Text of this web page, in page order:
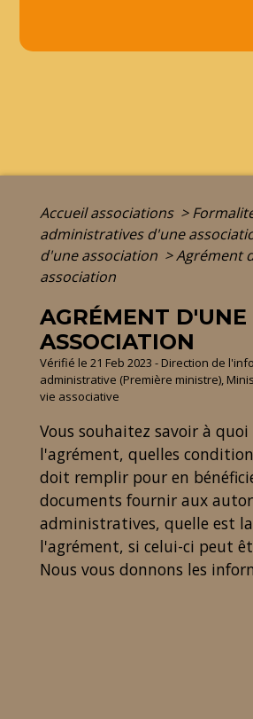
Accueil associations >
administratives d'une
d'une association >Agrément
association
AGRÉMENT D'UNE
ASSOCIATION
Vérifié le 21 Feb 2023 - Direction de
administrative (Première ministre),
vie associative
Vous souhaitez savoir à quoi
l'agrément, quelles
doit remplir pour en
documents fournir aux
administratives, quelle est
l'agrément, si celui-ci peut
Nous vous donnons les